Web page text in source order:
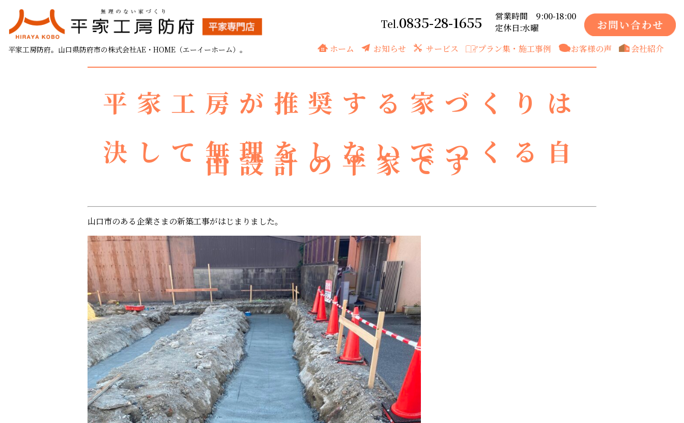
平家工房防府。山口県防府市の株式会社AE・HOME（エーイーホーム）。
0835-28-1655
営業時間 9:00-18:00
定休日:水曜
ホーム
お知らせ サービス プラン集・施工事例 お客様の声 会社紹介
山口市の企業さま 新築基礎工事はいりました
2021.11.02
平家工房が推奨する家づくりは
決して無理をしないでつくる自
由設計の平家です
山口市のある企業さまの新築工事がはじまりました。